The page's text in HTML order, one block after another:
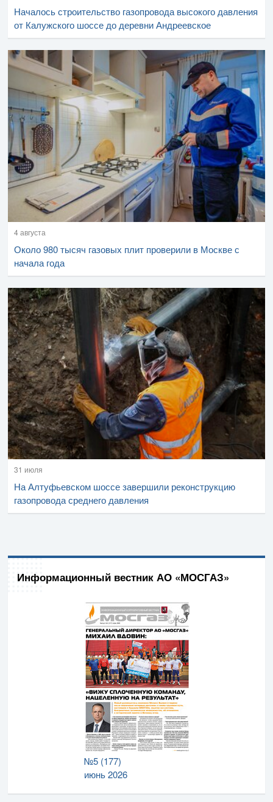
Началось строительство газопровода высокого давления
от Калужского шоссе до деревни Андреевское
4 августа
Около 980 тысяч газовых плит проверили в Москве с
начала года
31 июля
На Алтуфьевском шоссе завершили реконструкцию
газопровода среднего давления
Информационный вестник АО «МОСГАЗ»
№5 (177)
июнь 2026